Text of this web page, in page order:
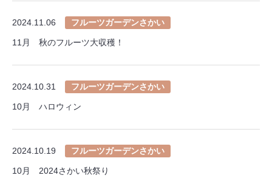
2024.11.06 フルーツガーデンさかい
11月 秋のフルーツ大収穫！
2024.10.31 フルーツガーデンさかい
10月 ハロウィン
2024.10.19 フルーツガーデンさかい
10月 2024さかい秋祭り